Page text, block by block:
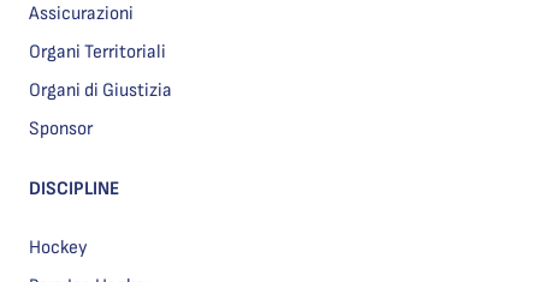
Assicurazioni
Organi Territoriali
Organi di Giustizia
Sponsor
DISCIPLINE
Hockey